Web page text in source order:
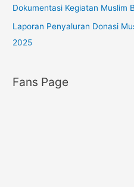
s
Dokumentasi Kegiatan Muslim
Laporan Penyaluran Donasi
2025
Fans Page